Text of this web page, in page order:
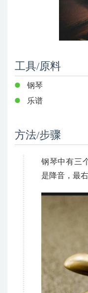
工具/原料
钢琴
乐谱
方法/步骤
钢琴中有三
是降音，最